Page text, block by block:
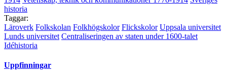
historia
Taggar:
Läroverk Folkskolan Folkhögskolor Flickskolor Uppsala universitet
Lunds universitet Centraliseringen av staten under 1600-talet
Idéhistoria
Uppfinningar